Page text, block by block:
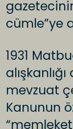
cümle”ye
1931
mevzuat
Kanunun